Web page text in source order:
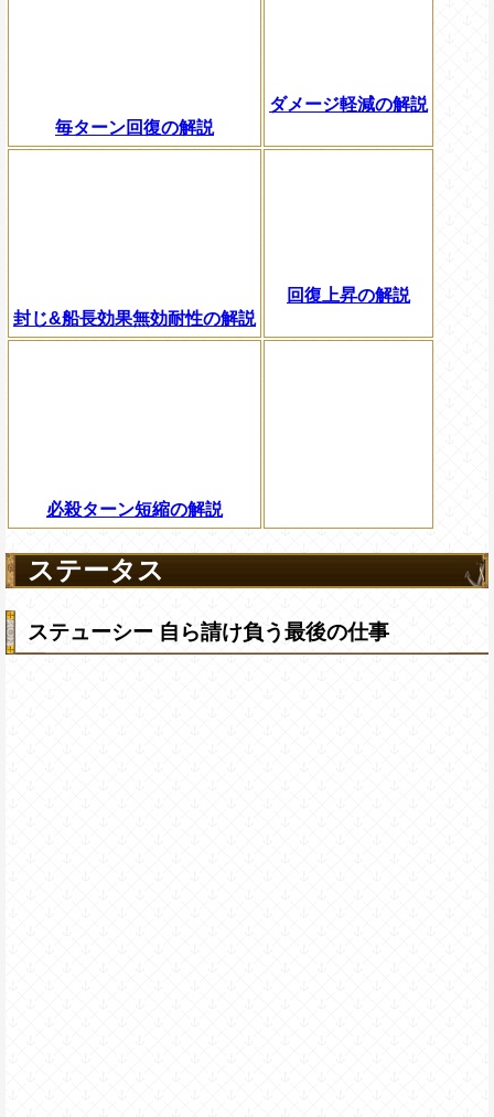
毎ターン回復の解説
ダメージ軽減の解説
封じ&船長効果無効耐性の解説
回復上昇の解説
必殺ターン短縮の解説
ステータス
ステューシー 自ら請け負う最後の仕事